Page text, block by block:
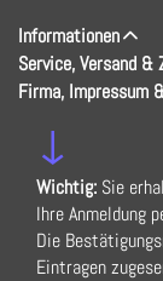
Informationen
Service, Versand &
Firma, Impressum
↓
Wichtig: Sie
Ihre Anmeldung
Die
Eintragen